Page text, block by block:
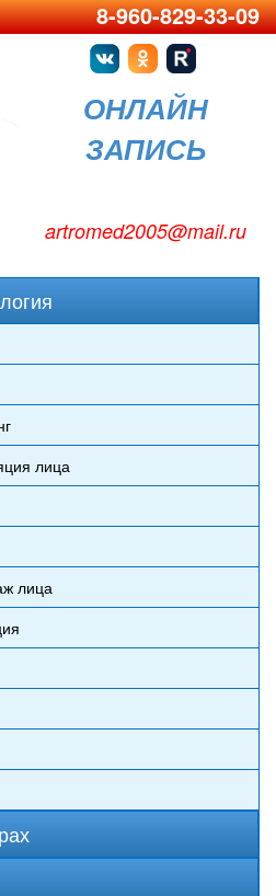
ОНЛАЙН
ЗАПИСЬ
artromed2005@mail.ru
8-960-829-33-09
лица
лица